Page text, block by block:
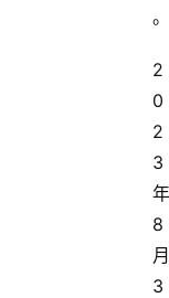
。
2
0
2
3
年
8
月
3